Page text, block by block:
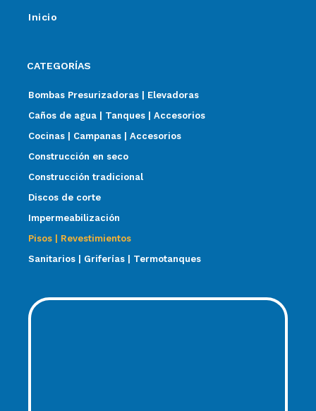
Inicio
CATEGORÍAS
Bombas Presurizadoras | Elevadoras
Caños de agua | Tanques | Accesorios
Cocinas | Campanas | Accesorios
Construcción en seco
Construcción tradicional
Discos de corte
Impermeabilización
Pisos | Revestimientos
Sanitarios | Griferías | Termotanques